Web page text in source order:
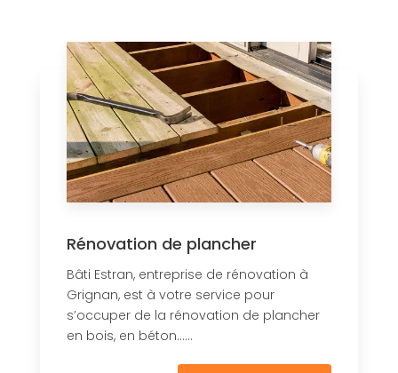
Rénovation de plancher
Bâti Estran, entreprise de rénovation à
Grignan, est à votre service pour
s’occuper de la rénovation de plancher
en bois, en béton......